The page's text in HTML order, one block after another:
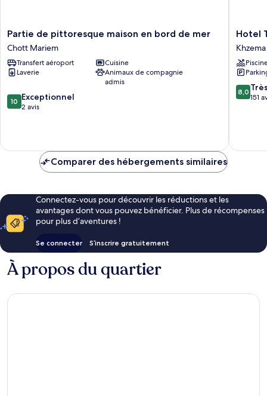
Partie
de
pittoresque
maison
en
de
mer
Partie de pittoresque maison en bord de mer
Chott Mariem
Transfert aéroport
Cuisine
Laverie
Animaux de compagnie
admis
10.0
sur
10 Exceptionnel
2 avis
Hotel
Tour
Khalef
Khzema
Hotel
Khzema
8.0
sur
8,0
151
Comparer des hébergements similaires
Connectez-vous pour découvrir les réductions et les
avantages dont vous pouvez bénéficier. Plus de récompenses
pour plus d’aventures !
Se connecter S’inscrire gratuitement
À propos du quartier